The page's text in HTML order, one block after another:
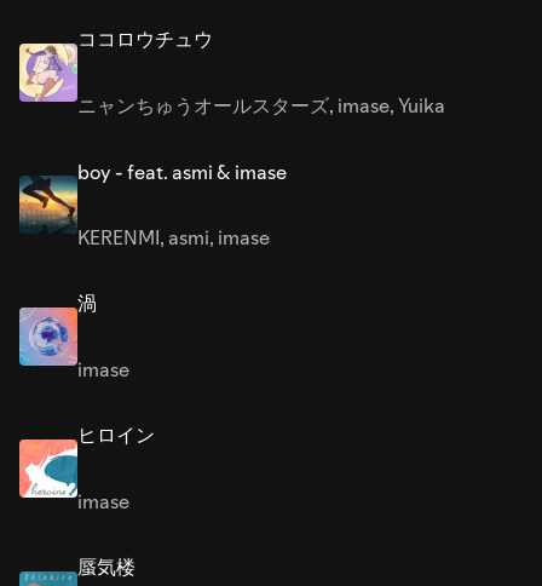
ココロウチュウ
ニャンちゅうオールスターズ, imase,Yuika
boy - feat. asmi & imase
KERENMI, asmi, imase
渦
imase
ヒロイン
imase
蜃気楼